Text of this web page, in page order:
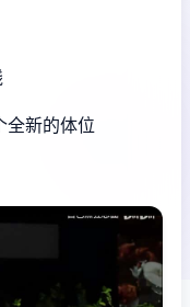
全新的体位